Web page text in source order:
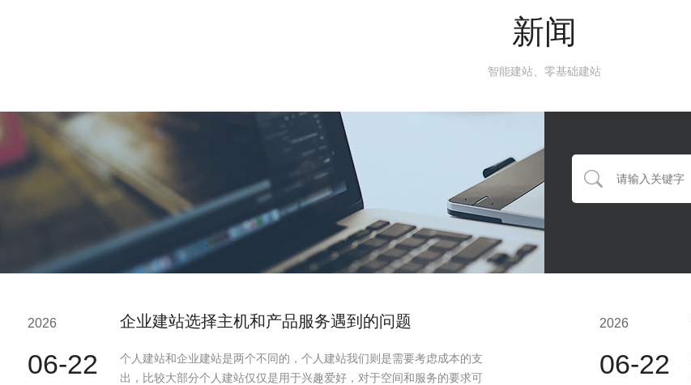
新闻
智能建站、零基础建站
2026
06-22
企业建站选择主机和产品服务遇到的问题
个人建站和企业建站是两个不同的，个人建站我们则是需要考虑成本的支
出，比较大部分个人建站仅仅是用于兴趣爱好，对于空间和服务的要求可
2026
06-22